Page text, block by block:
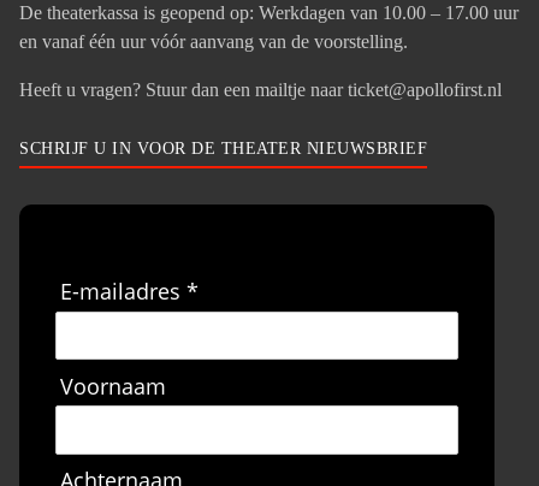
De theaterkassa is geopend op: Werkdagen van 10.00 – 17.00 uur
en vanaf één uur vóór aanvang van de voorstelling.
Heeft u vragen? Stuur dan een mailtje naar ticket@apollofirst.nl
SCHRIJF U IN VOOR DE THEATER NIEUWSBRIEF
E-mailadres *
Voornaam